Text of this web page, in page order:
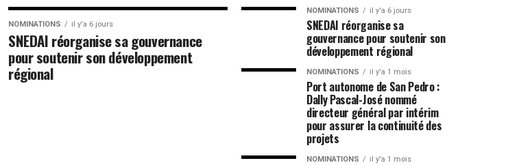
NOMINATIONS il y'a 6 jours
SNEDAI réorganise sa gouvernance
pour soutenir son développement
régional
NOMINATIONS il y'a 6 jours
SNEDAI réorganise sa
gouvernance pour soutenir son
développement régional
NOMINATIONS il y'a 1 mois
Port autonome de San Pedro :
Dally Pascal-José nommé
directeur général par intérim
pour assurer la continuité des
projets
NOMINATIONS il y'a 1 mois